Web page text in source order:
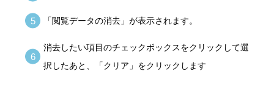
「閲覧データの消去」が表示されます。
消去したい項目のチェックボックスをクリックして選
択したあと、「クリア」をクリックします